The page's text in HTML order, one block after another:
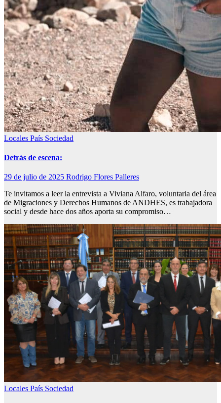
Locales País Sociedad
Detrás de escena:
29 de julio de 2025 Rodrigo Flores Palleres
Te invitamos a leer la entrevista a Viviana Alfaro, voluntaria del área
de Migraciones y Derechos Humanos de ANDHES, es trabajadora
social y desde hace dos años aporta su compromiso…
Locales País Sociedad